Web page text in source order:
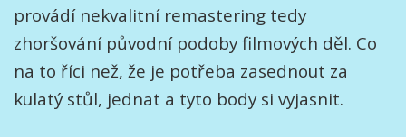
provádí nekvalitní remastering tedy
zhoršování původní podoby filmových děl. Co
na to říci než, že je potřeba zasednout za
kulatý stůl, jednat a tyto body si vyjasnit.